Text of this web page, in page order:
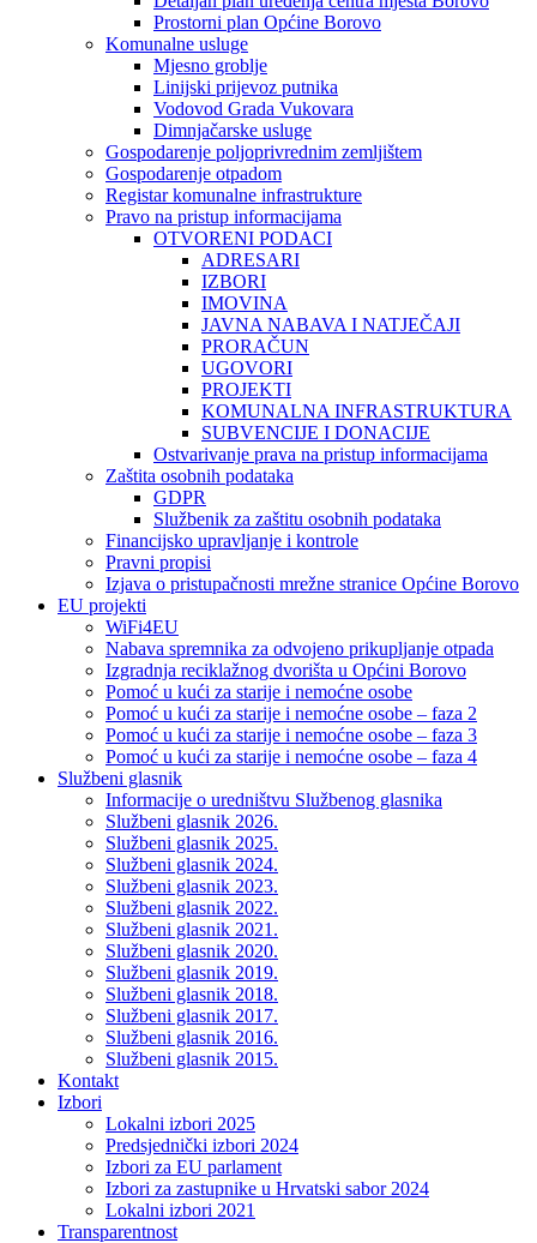
Prostorni plan Općine Borovo
Komunalne usluge
Mjesno groblje
Linijski prijevoz putnika
Vodovod Grada Vukovara
Dimnjačarske usluge
Gospodarenje poljoprivrednim zemljištem
Gospodarenje otpadom
Registar komunalne infrastrukture
Pravo na pristup informacijama
OTVORENI PODACI
ADRESARI
IZBORI
IMOVINA
JAVNA NABAVA I NATJEČAJI
PRORAČUN
UGOVORI
PROJEKTI
KOMUNALNA INFRASTRUKTURA
SUBVENCIJE I DONACIJE
Ostvarivanje prava na pristup informacijama
Zaštita osobnih podataka
GDPR
Službenik za zaštitu osobnih podataka
Financijsko upravljanje i kontrole
Pravni propisi
Izjava o pristupačnosti mrežne stranice Općine Borovo
EU projekti
WiFi4EU
Nabava spremnika za odvojeno prikupljanje otpada
Izgradnja reciklažnog dvorišta u Općini Borovo
Pomoć u kući za starije i nemoćne osobe
Pomoć u kući za starije i nemoćne osobe – faza 2
Pomoć u kući za starije i nemoćne osobe – faza 3
Pomoć u kući za starije i nemoćne osobe – faza 4
Službeni glasnik
Informacije o uredništvu Službenog glasnika
Službeni glasnik 2026.
Službeni glasnik 2025.
Službeni glasnik 2024.
Službeni glasnik 2023.
Službeni glasnik 2022.
Službeni glasnik 2021.
Službeni glasnik 2020.
Službeni glasnik 2019.
Službeni glasnik 2018.
Službeni glasnik 2017.
Službeni glasnik 2016.
Službeni glasnik 2015.
Kontakt
Izbori
Lokalni izbori 2025
Predsjednički izbori 2024
Izbori za EU parlament
Izbori za zastupnike u Hrvatski sabor 2024
Lokalni izbori 2021
Transparentnost